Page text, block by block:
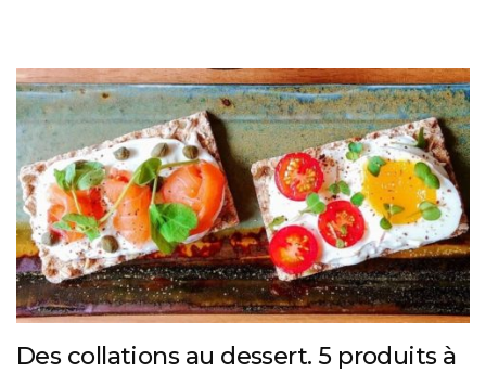
Des collations au dessert. 5 produits à